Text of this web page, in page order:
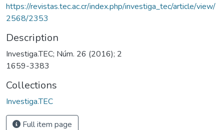
https://revistas.tec.ac.cr/index.php/investiga_tec/article/view/
2568/2353
Description
Investiga.TEC; Núm. 26 (2016); 2
1659-3383
Collections
Investiga.TEC
Full item page